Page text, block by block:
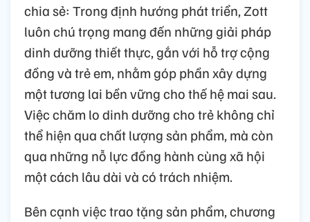
chia sẻ: Trong định hướng phát triển, Zott
luôn chú trọng mang đến những giải pháp
dinh dưỡng thiết thực, gắn với hỗ trợ cộng
đồng và trẻ em, nhằm góp phần xây dựng
một tương lai bền vững cho thế hệ mai sau.
Việc chăm lo dinh dưỡng cho trẻ không chỉ
thể hiện qua chất lượng sản phẩm, mà còn
qua những nỗ lực đồng hành cùng xã hội
một cách lâu dài và có trách nhiệm.
Bên cạnh việc trao tặng sản phẩm, chương